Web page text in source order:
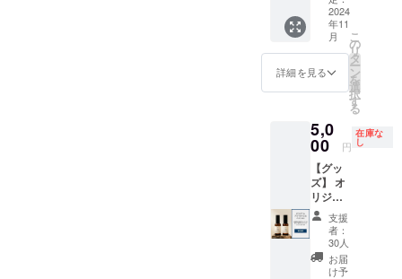
すが、
余裕を
持って
発送し
産地：
紀の川
材料：
桃（紀
の川市
産）、
砂糖、
レモン
果汁
（和歌
山県
産） ・
添加
ナーの
掲載は
不可 ・
掲載サ
イズ：
予定 ・
支援
時、備
考欄に
希望さ
れる法
人名も
しくは
お名前
（ニッ
クネー
をした
背景、
資金調
達や官
公庁の
面のお
話しを
させて
いただ
きま
す。 ■
セミ
ナー詳
細 時
間：1時
間30分
BBQ日
帰り特
別プラ
ン 3時
間利
用】 日
帰り割
ド
15,000
円分 ・
「log&s
auna 和
-
nagomi,
wakaya
ma- 」
での日
帰りプ
2024
年11
月
詳細を見る
こ
の
リ
タ
ー
ン
を
選
択
す
る
5,0
00 円
在庫な
し
【グッ
ズ】 オ
リジナ
ルのア
ロマオ
イル/バ
スソル
トの
支援
者：
30人
お届
け予